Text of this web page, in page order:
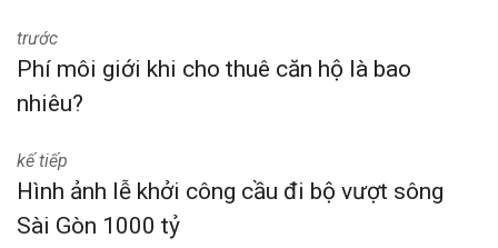
trước
Phí môi giới khi cho thuê căn hộ là bao
nhiêu?
kế tiếp
Hình ảnh lễ khởi công cầu đi bộ vượt sông
Sài Gòn 1000 tỷ